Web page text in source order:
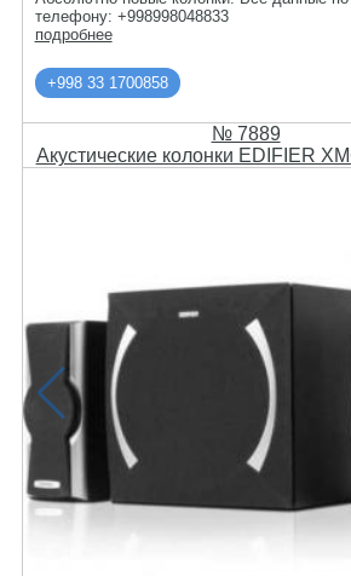
телефону: +998998048833
подробнее
+998 33 1700858
№ 7889
Акустические колонки EDIFIER